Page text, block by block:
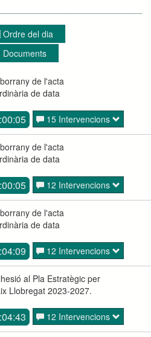
Ordre del dia
Documents
de l'acta
de data
15 Intervencions
de l'acta
de data
12 Intervencions
de l'acta
de data
12 Intervencions
al Pla Estratègic per
Llobregat 2023-2027.
12 Intervencions